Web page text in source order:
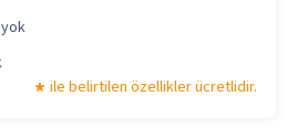
ile belirtilen özellikler ücretlidir.